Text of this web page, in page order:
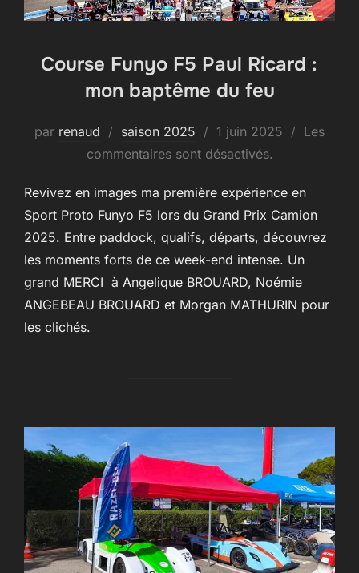
Course Funyo F5 Paul Ricard :
mon baptême du feu
par renaud saison 2025
Publié
le
1 juin 2025
Les
commentaires sont désactivés.
Revivez en images ma première expérience en
Sport Proto Funyo F5 lors du Grand Prix Camion
2025. Entre paddock, qualifs, départs, découvrez
les moments forts de ce week-end intense. Un
grand MERCI à Angelique BROUARD, Noémie
ANGEBEAU BROUARD et Morgan MATHURIN pour
les clichés.